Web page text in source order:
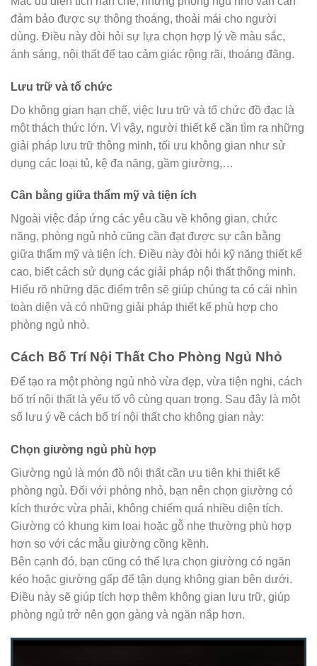
đảm bảo được sự thông thoáng, thoải mái cho người
dùng. Điều này đòi hỏi sự lựa chọn hợp lý về màu sắc,
ánh sáng, nội thất để tạo cảm giác rộng rãi, thoáng đãng.
Lưu trữ và tổ chức
Do không gian hạn chế, việc lưu trữ và tổ chức đồ đạc là
một thách thức lớn. Vì vậy, người thiết kế cần tìm ra những
giải pháp lưu trữ thông minh, tối ưu không gian như sử
dụng các loại tủ, kệ đa năng, gầm giường,…
Cân bằng giữa thẩm mỹ và tiện ích
Ngoài việc đáp ứng các yêu cầu về không gian, chức
năng, phòng ngủ nhỏ cũng cần đạt được sự cân bằng
giữa thẩm mỹ và tiện ích. Điều này đòi hỏi kỹ năng thiết kế
cao, biết cách sử dụng các giải pháp nội thất thông minh.
Hiểu rõ những đặc điểm trên sẽ giúp chúng ta có cái nhìn
toàn diện và có những giải pháp thiết kế phù hợp cho
phòng ngủ nhỏ.
Cách Bố Trí Nội Thất Cho Phòng Ngủ Nhỏ
Để tạo ra một phòng ngủ nhỏ vừa đẹp, vừa tiện nghi, cách
bố trí nội thất là yếu tố vô cùng quan trọng. Sau đây là một
số lưu ý về cách bố trí nội thất cho không gian này:
Chọn giường ngủ phù hợp
Giường ngủ là món đồ nội thất cần ưu tiên khi thiết kế
phòng ngủ. Đối với phòng nhỏ, bạn nên chọn giường có
kích thước vừa phải, không chiếm quá nhiều diện tích.
Giường có khung kim loại hoặc gỗ nhẹ thường phù hợp
hơn so với các mẫu giường cồng kềnh.
Bên cạnh đó, bạn cũng có thể lựa chọn giường có ngăn
kéo hoặc giường gấp để tận dụng không gian bên dưới.
Điều này sẽ giúp tích hợp thêm không gian lưu trữ, giúp
phòng ngủ trở nên gọn gàng và ngăn nắp hơn.